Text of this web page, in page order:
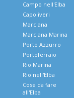
Campo nell'Elba
Capoliveri
Marciana
Marciana Marina
Porto Azzurro
Portoferraio
Rio Marina
Rio nell'Elba
Cose da fare
all'Elba